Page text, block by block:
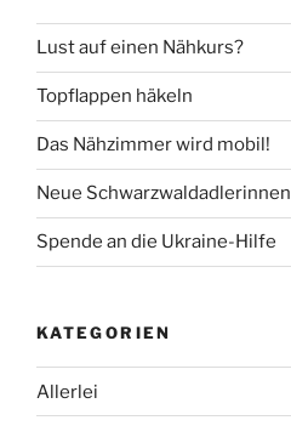
Lust auf einen Nähkurs?
Topflappen häkeln
Das Nähzimmer wird mobil!
Neue Schwarzwaldadlerinnen
Spende an die Ukraine-Hilfe
KATEGORIEN
Allerlei